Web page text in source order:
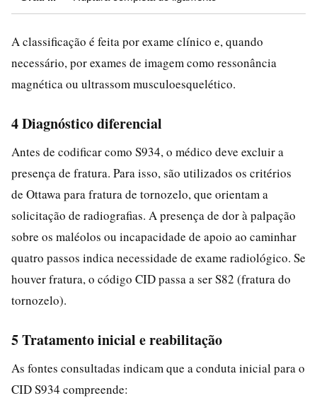
A classificação é feita por exame clínico e, quando
necessário, por exames de imagem como ressonância
magnética ou ultrassom musculoesquelético.
4 Diagnóstico diferencial
Antes de codificar como S934, o médico deve excluir a
presença de fratura. Para isso, são utilizados os critérios
de Ottawa para fratura de tornozelo, que orientam a
solicitação de radiografias. A presença de dor à palpação
sobre os maléolos ou incapacidade de apoio ao caminhar
quatro passos indica necessidade de exame radiológico. Se
houver fratura, o código CID passa a ser S82 (fratura do
tornozelo).
5 Tratamento inicial e reabilitação
As fontes consultadas indicam que a conduta inicial para o
CID S934 compreende: